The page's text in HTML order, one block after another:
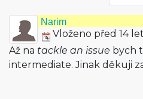
Narim
Vloženo před 14
Až na tackle an issue bych
intermediate. Jinak děkuji